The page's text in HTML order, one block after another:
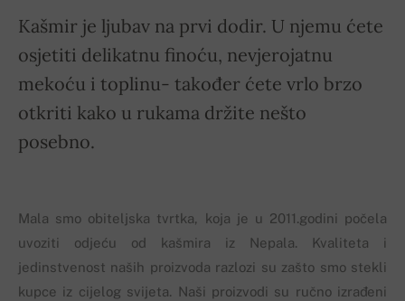
Kašmir je ljubav na prvi dodir. U njemu ćete
osjetiti delikatnu finoću, nevjerojatnu
mekoću i toplinu- također ćete vrlo brzo
otkriti kako u rukama držite nešto
posebno.
Mala smo obiteljska tvrtka, koja je u 2011.godini počela
uvoziti odjeću od kašmira iz Nepala. Kvaliteta i
jedinstvenost naših proizvoda razlozi su zašto smo stekli
kupce iz cijelog svijeta. Naši proizvodi su ručno izrađeni